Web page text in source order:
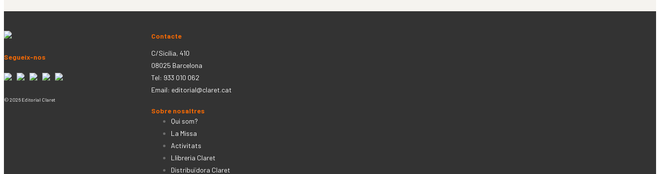
Segueix-nos
© 2026 Editorial Claret
Contacte
C/Sicília, 410
08025 Barcelona
Tel: 933 010 062
Email: editorial@claret.cat
Sobre nosaltres
Qui som?
La Missa
Activitats
Llibreria Claret
Distribuïdora Claret